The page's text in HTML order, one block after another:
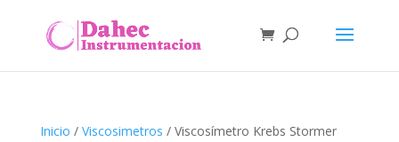
Inicio / Viscosimetros / Viscosímetro Krebs Stormer